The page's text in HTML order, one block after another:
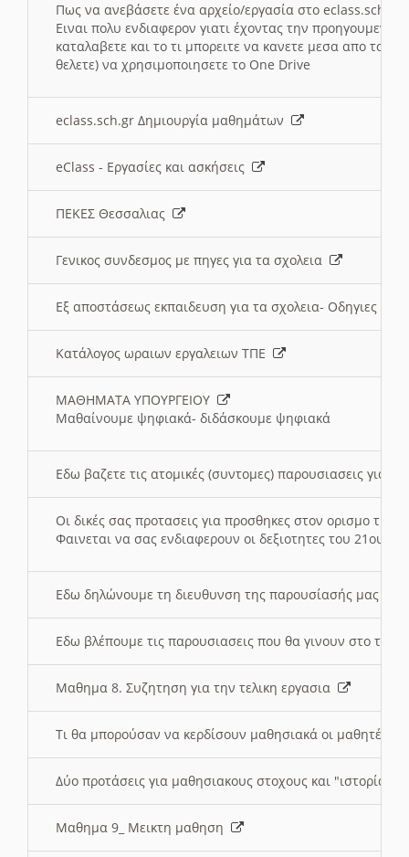
Πως να ανεβάσετε ένα αρχείο/εργασία στο eclass.sch.gr
Ειναι πολυ ενδιαφερον γιατι έχοντας την
καταλαβετε και το τι μπορειτε να κανετε μεσα απο το
θελετε) να χρησιμοποιησετε το One Drive
eclass.sch.gr Δημιουργία μαθημάτων
eClass - Εργασίες και ασκήσεις
ΠΕΚΕΣ Θεσσαλιας
Γενικος συνδεσμος με πηγες για τα σχολεια
Εξ αποστάσεως εκπαιδευση για τα σχολεια- Οδηγιες
Κατάλογος ωραιων εργαλειων ΤΠΕ
ΜΑΘΗΜΑΤΑ ΥΠΟΥΡΓΕΙΟΥ
Μαθαίνουμε ψηφιακά- διδάσκουμε ψηφιακά
Εδω βαζετε τις ατομικές (συντομες) παρουσιασεις για
Οι δικές σας προτασεις για προσθηκες στον ορισμο
Φαινεται να σας ενδιαφερουν οι δεξιοτητες του 21ου
Εδω δηλώνουμε τη διευθυνση της παρουσίασής μας
Εδω βλέπουμε τις παρουσιασεις που θα γινουν στο
Μαθημα 8. Συζητηση για την τελικη εργασια
Τι θα μπορούσαν να κερδίσουν μαθησιακά οι μαθητές/
Δύο προτάσεις για μαθησιακους στοχους και "ιστορία"
Μαθημα 9_ Μεικτη μαθηση